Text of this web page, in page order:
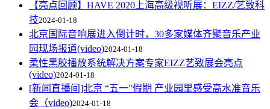
【亮点回顾】HAVE 2020上海高级视听展：EIZZ/艺致科
技2024-01-18
北京国际音响展进入倒计时，30多家媒体齐聚音乐产业
园现场报道(video)2024-01-18
柔性黑胶播放系统解决方案专家EIZZ艺致展会亮点
(video)2024-01-18
[新闻直播间]北京 “五一”假期 产业园里感受高水准音乐
会（video)2024-01-18